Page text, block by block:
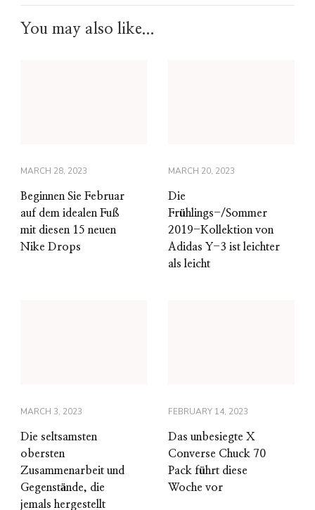
You may also like...
MARCH 28, 2023
Beginnen Sie Februar
auf dem idealen Fuß
mit diesen 15 neuen
Nike Drops
MARCH 20, 2023
Die
Frühlings-/Sommer
2019-Kollektion von
Adidas Y-3 ist leichter
als leicht
MARCH 3, 2023
Die seltsamsten
obersten
Zusammenarbeit und
Gegenstände, die
jemals hergestellt
FEBRUARY 14, 2023
Das unbesiegte X
Converse Chuck 70
Pack führt diese
Woche vor